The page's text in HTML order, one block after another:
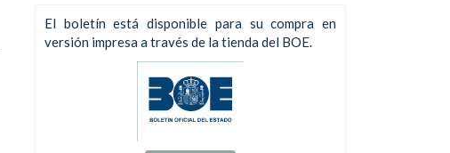
El boletín está disponible para su compra en
versión impresa a través de la tienda del BOE.